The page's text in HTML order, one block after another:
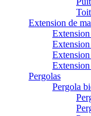
Extension de
Pergolas
Pergola